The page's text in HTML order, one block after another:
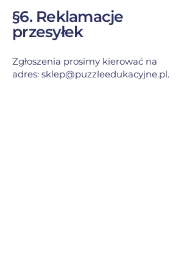
§6. Reklamacje
przesyłek
Zgłoszenia prosimy kierować na
adres: sklep@puzzleedukacyjne.pl.